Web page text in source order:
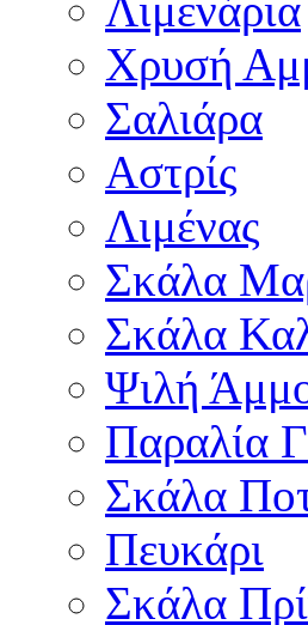
Χρυσή
Σαλιάρα
Αστρίς
Λιμένας
Σκάλα
Σκάλα
Ψιλή
Παραλία
Σκάλα
Πευκάρι
Σκάλα